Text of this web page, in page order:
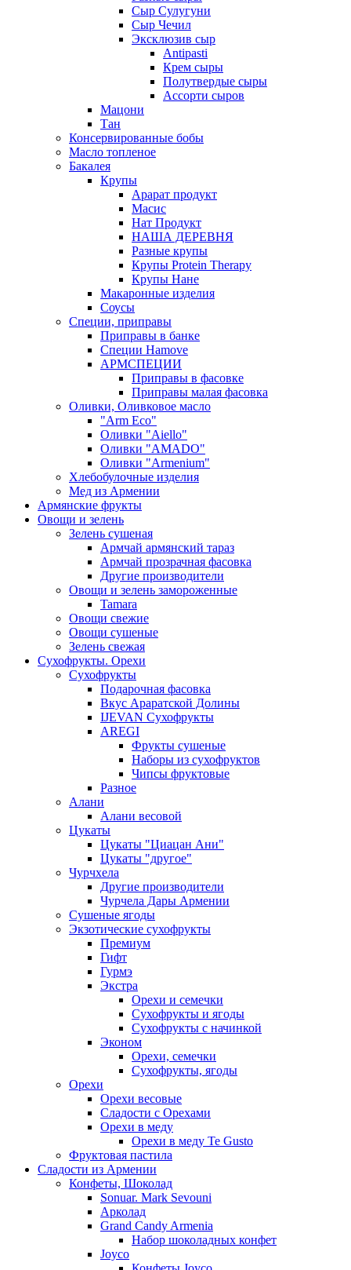
Сыр Сулугуни
Сыр Чечил
Эксклюзив сыр
Antipasti
Крем сыры
Полутвердые сыры
Ассорти сыров
Мацони
Тан
Консервированные бобы
Масло топленое
Бакалея
Крупы
Арарат продукт
Масис
Нат Продукт
НАША ДЕРЕВНЯ
Разные крупы
Крупы Protein Therapy
Крупы Нане
Макаронные изделия
Соусы
Специи, приправы
Приправы в банке
Специи Hamove
АРМСПЕЦИИ
Приправы в фасовке
Приправы малая фасовка
Оливки, Оливковое масло
"Arm Eco"
Оливки "Aiello"
Оливки "AMADO"
Оливки "Armenium"
Хлебобулочные изделия
Мед из Армении
Армянские фрукты
Овощи и зелень
Зелень сушеная
Армчай армянский тараз
Армчай прозрачная фасовка
Другие производители
Овощи и зелень замороженные
Tamara
Овощи свежие
Овощи сушеные
Зелень свежая
Сухофрукты. Орехи
Сухофрукты
Подарочная фасовка
Вкус Араратской Долины
IJEVAN Сухофрукты
AREGI
Фрукты сушеные
Наборы из сухофруктов
Чипсы фруктовые
Разное
Алани
Алани весовой
Цукаты
Цукаты "Циацан Ани"
Цукаты "другое"
Чурчхела
Другие производители
Чурчела Дары Армении
Сушеные ягоды
Экзотические сухофрукты
Премиум
Гифт
Гурмэ
Экстра
Орехи и семечки
Сухофрукты и ягоды
Сухофрукты с начинкой
Эконом
Орехи, семечки
Сухофрукты, ягоды
Орехи
Орехи весовые
Сладости с Орехами
Орехи в меду
Орехи в меду Te Gusto
Фруктовая пастила
Сладости из Армении
Конфеты, Шоколад
Sonuar. Mark Sevouni
Арколад
Grand Candy Armenia
Набор шоколадных конфет
Joyco